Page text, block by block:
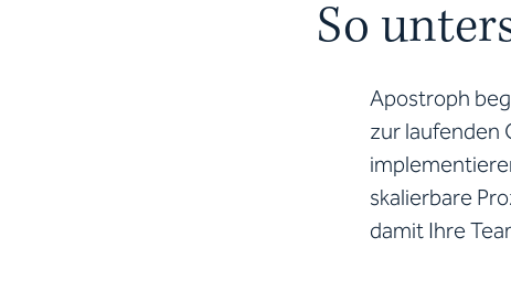
So
Apostroph
zur laufenden
skalierbare
damit Ihre